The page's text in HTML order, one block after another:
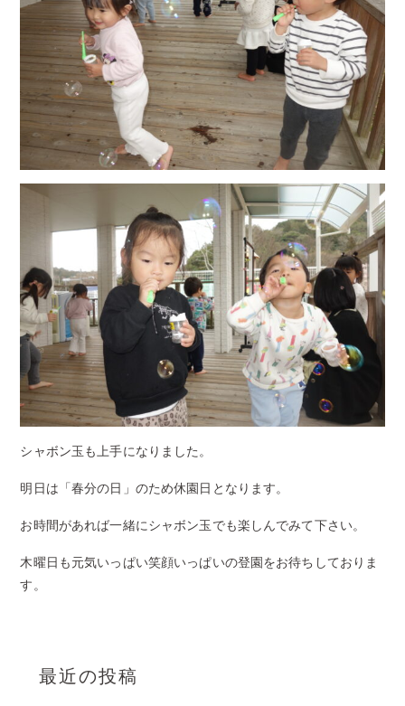
シャボン玉も上手になりました。
明日は「春分の日」のため休園日となります。
お時間があれば一緒にシャボン玉でも楽しんでみて下さい。
木曜日も元気いっぱい笑顔いっぱいの登園をお待ちしておりま
す。
最近の投稿